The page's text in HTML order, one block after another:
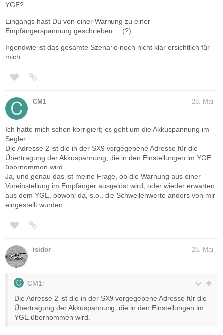
YGE?
Eingangs hast Du von einer Warnung zu einer
Empfängerspannung geschrieben ... (?)
Irgendwie ist das gesamte Szenario noch nicht klar ersichtlich für
mich.
CM1 28. Mai
Ich hatte mich schon korrigiert; es geht um die Akkuspannung im
Segler.
Die Adresse 2 ist die in der SX9 vorgegebene Adresse für die
Übertragung der Akkuspannung, die in den Einstellungen im YGE
übernommen wird.
Ja, und genau das ist meine Frage, ob die Warnung aus einer
Voreinstellung im Empfänger ausgelöst wird, oder wieder erwarten
aus dem YGE, obwohl da, s.o., die Schwellenwerte anders von mir
eingestellt wurden.
isidor 28. Mai
CM1:
Die Adresse 2 ist die in der SX9 vorgegebene Adresse für die
Übertragung der Akkuspannung, die in den Einstellungen im
YGE übernommen wird.